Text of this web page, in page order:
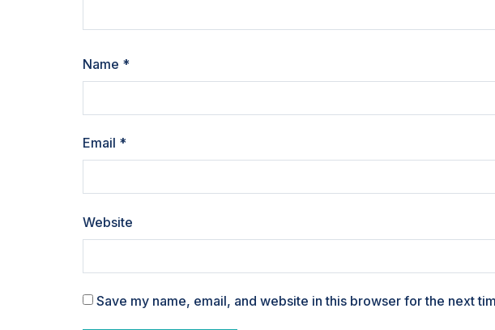
Name *
Email *
Website
Save my name, email, and website in this browser for the next